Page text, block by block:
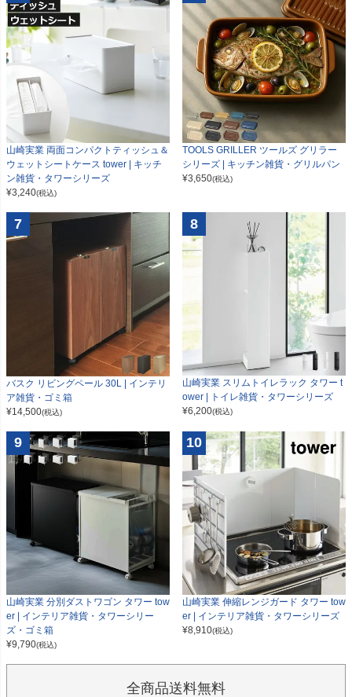
山崎実業 両面コンパクトティッシュ＆
ウェットシートケース tower | キッチ
ン雑貨・タワーシリーズ
¥3,240(税込)
TOOLS GRILLER ツールズ グリラー
シリーズ | キッチン雑貨・グリルパン
¥3,650(税込)
7
バスク リビングペール 30L | インテリ
ア雑貨・ゴミ箱
¥14,500(税込)
8
山崎実業 スリムトイレラック タワー t
ower | トイレ雑貨・タワーシリーズ
¥6,200(税込)
9
山崎実業 分別ダストワゴン タワー tow
er | インテリア雑貨・タワーシリー
ズ・ゴミ箱
¥9,790(税込)
10
山崎実業 伸縮レンジガード タワー tow
er | インテリア雑貨・タワーシリーズ
¥8,910(税込)
全商品送料無料